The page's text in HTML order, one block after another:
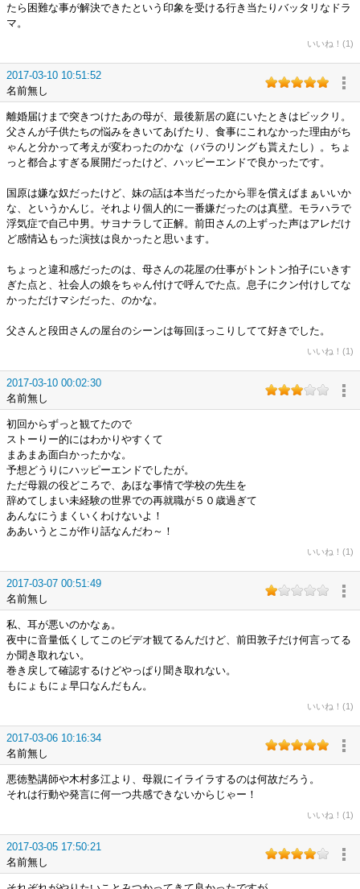
たら困難な事が解決できたという印象を受ける行き当たりバッタリなドラ
マ。
いいね！(1)
2017-03-10 10:51:52
名前無し
離婚届けまで突きつけたあの母が、最後新居の庭にいたときはビックリ。
父さんが子供たちの悩みをきいてあげたり、食事にこれなかった理由がち
ゃんと分かって考えが変わったのかな（バラのリングも貰えたし）。ちょ
っと都合よすぎる展開だったけど、ハッピーエンドで良かったです。
国原は嫌な奴だったけど、妹の話は本当だったから罪を償えばまぁいいか
な、というかんじ。それより個人的に一番嫌だったのは真壁。モラハラで
浮気症で自己中男。サヨナラして正解。前田さんの上ずった声はアレだけ
ど感情込もった演技は良かったと思います。
ちょっと違和感だったのは、母さんの花屋の仕事がトントン拍子にいきす
ぎた点と、社会人の娘をちゃん付けで呼んでた点。息子にクン付けしてな
かっただけマシだった、のかな。
父さんと段田さんの屋台のシーンは毎回ほっこりしてて好きでした。
いいね！(1)
2017-03-10 00:02:30
名前無し
初回からずっと観てたので
ストーりー的にはわかりやすくて
まあまあ面白かったかな。
予想どうりにハッピーエンドでしたが。
ただ母親の役どころで、あほな事情で学校の先生を
辞めてしまい未経験の世界での再就職が５０歳過ぎて
あんなにうまくいくわけないよ！
ああいうとこが作り話なんだわ～！
いいね！(1)
2017-03-07 00:51:49
名前無し
私、耳が悪いのかなぁ。
夜中に音量低くしてこのビデオ観てるんだけど、前田敦子だけ何言ってる
か聞き取れない。
巻き戻して確認するけどやっぱり聞き取れない。
もにょもにょ早口なんだもん。
いいね！(1)
2017-03-06 10:16:34
名前無し
悪徳塾講師や木村多江より、母親にイライラするのは何故だろう。
それは行動や発言に何一つ共感できないからじゃー！
いいね！(1)
2017-03-05 17:50:21
名前無し